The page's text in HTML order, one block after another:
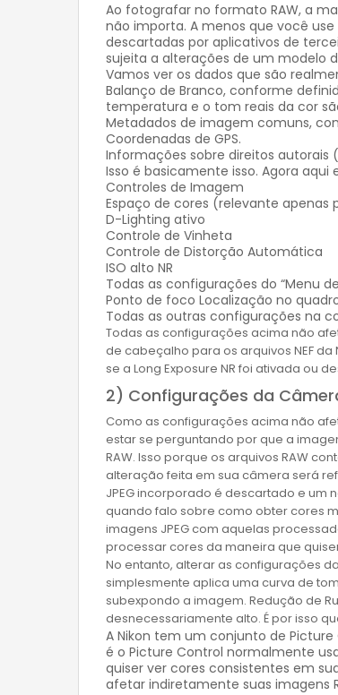
Ao fotografar no formato RAW, a
não importa. A menos que você
descartadas por aplicativos de
sujeita a alterações de um modelo
Vamos ver os dados que são
Balanço de Branco, conforme
temperatura e o tom reais da cor
Metadados de imagem comuns,
Coordenadas de GPS.
Informações sobre direitos autorais
Isso é basicamente isso. Agora
Controles de Imagem
Espaço de cores (relevante apenas
D-Lighting ativo
Controle de Vinheta
Controle de Distorção Automática
ISO alto NR
Todas as configurações do “Menu
Ponto de foco Localização no
Todas as outras configurações na
Todas as configurações acima não
de cabeçalho para os arquivos NEF da
se a Long Exposure NR foi ativada ou
2) Configurações da
Como as configurações acima não
estar se perguntando por que a
RAW. Isso porque os arquivos RAW
alteração feita em sua câmera será
JPEG incorporado é descartado e
quando falo sobre como obter cores
imagens JPEG com aquelas
processar cores da maneira que
No entanto, alterar as configurações
simplesmente aplica uma curva de
subexpondo a imagem. Redução de
desnecessariamente alto. É por isso
A Nikon tem um conjunto de
é o Picture Control normalmente
quiser ver cores consistentes em
afetar indiretamente suas imagens